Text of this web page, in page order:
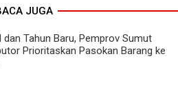
JUGA
dan Tahun Baru, Pemprov Sumut
Prioritaskan Pasokan Barang ke